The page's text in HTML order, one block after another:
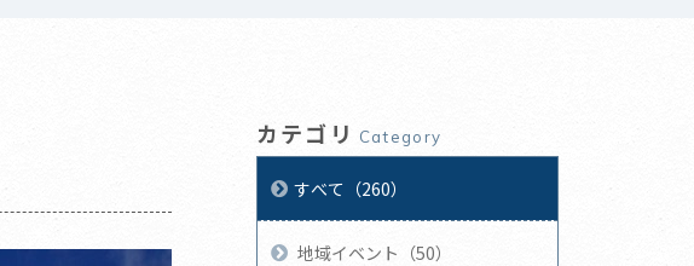
カテゴリ Category
すべて（260）
地域イベント（50）